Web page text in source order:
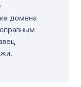
домена